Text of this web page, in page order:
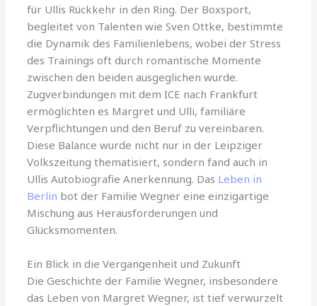
für Ullis Rückkehr in den Ring. Der Boxsport,
begleitet von Talenten wie Sven Ottke, bestimmte
die Dynamik des Familienlebens, wobei der Stress
des Trainings oft durch romantische Momente
zwischen den beiden ausgeglichen wurde.
Zugverbindungen mit dem ICE nach Frankfurt
ermöglichten es Margret und Ulli, familiäre
Verpflichtungen und den Beruf zu vereinbaren.
Diese Balance wurde nicht nur in der Leipziger
Volkszeitung thematisiert, sondern fand auch in
Ullis Autobiografie Anerkennung. Das Leben in
Berlin bot der Familie Wegner eine einzigartige
Mischung aus Herausforderungen und
Glücksmomenten.
Ein Blick in die Vergangenheit und Zukunft
Die Geschichte der Familie Wegner, insbesondere
das Leben von Margret Wegner, ist tief verwurzelt